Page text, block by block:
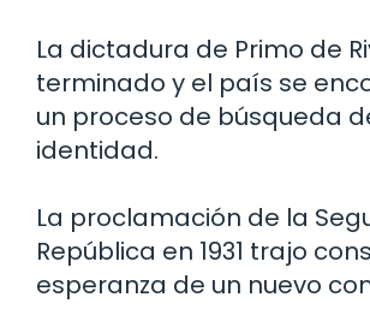
La dictadura de Primo de
terminado y el país se
un proceso de búsqueda
identidad.
La proclamación de la
República en 1931 trajo
esperanza de un nuevo